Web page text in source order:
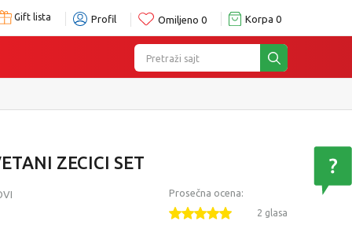
Gift lista Profil Omiljeno 0 Korpa 0
Pretraži sajt
ZECICI SET
Prosečna ocena:
2 glasa